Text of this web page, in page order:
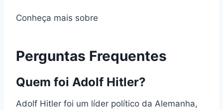
Conheça mais sobre
Perguntas Frequentes
Quem foi Adolf Hitler?
Adolf Hitler foi um líder político da Alemanha,